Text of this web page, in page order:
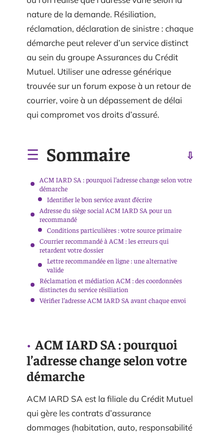
nature de la demande. Résiliation,
réclamation, déclaration de sinistre : chaque
démarche peut relever d’un service distinct
au sein du groupe Assurances du Crédit
Mutuel. Utiliser une adresse générique
trouvée sur un forum expose à un retour de
courrier, voire à un dépassement de délai
qui compromet vos droits d’assuré.
Sommaire
ACM IARD SA : pourquoi l’adresse change selon votre
démarche
Identifier le bon service avant d’écrire
Adresse du siège social ACM IARD SA pour un
recommandé
Conditions particulières : votre source primaire
Courrier recommandé à ACM : les erreurs qui
retardent votre dossier
Lettre recommandée en ligne : une alternative
valide
Réclamation et médiation ACM : des coordonnées
distinctes du service résiliation
Vérifier l’adresse ACM IARD SA avant chaque envoi
ACM IARD SA : pourquoi
l’adresse change selon votre
démarche
ACM IARD SA est la filiale du Crédit Mutuel
qui gère les contrats d’assurance
dommages (habitation, auto, responsabilité